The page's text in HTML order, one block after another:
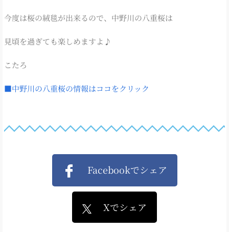
今度は桜の絨毯が出来るので、中野川の八重桜は
見頃を過ぎても楽しめますよ♪
こたろ
■中野川の八重桜の情報はココをクリック
Facebookでシェア
Xでシェア